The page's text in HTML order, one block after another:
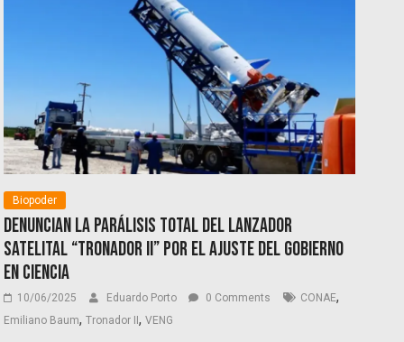
Biopoder
Denuncian la parálisis total del lanzador
satelital “Tronador II” por el ajuste del gobierno
en ciencia
10/06/2025 Eduardo Porto 0 Comments CONAE,
Emiliano Baum,Tronador II,VENG